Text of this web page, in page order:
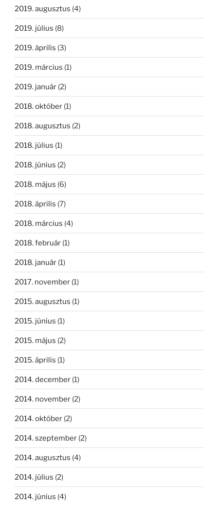
2019. augusztus (4)
2019. július (8)
2019. április (3)
2019. március (1)
2019. január (2)
2018. október (1)
2018. augusztus (2)
2018. július (1)
2018. június (2)
2018. május (6)
2018. április (7)
2018. március (4)
2018. február (1)
2018. január (1)
2017. november (1)
2015. augusztus (1)
2015. június (1)
2015. május (2)
2015. április (1)
2014. december (1)
2014. november (2)
2014. október (2)
2014. szeptember (2)
2014. augusztus (4)
2014. július (2)
2014. június (4)